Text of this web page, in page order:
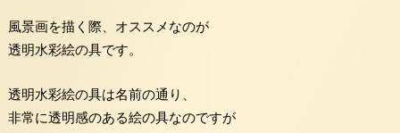
風景画を描く際、オススメなのが
透明水彩絵の具です。
透明水彩絵の具は名前の通り、
非常に透明感のある絵の具なのですが